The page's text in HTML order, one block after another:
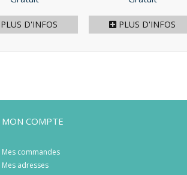
D'INFOS PLUS D'INFOS
MON COMPTE
Mes commandes
Mes adresses